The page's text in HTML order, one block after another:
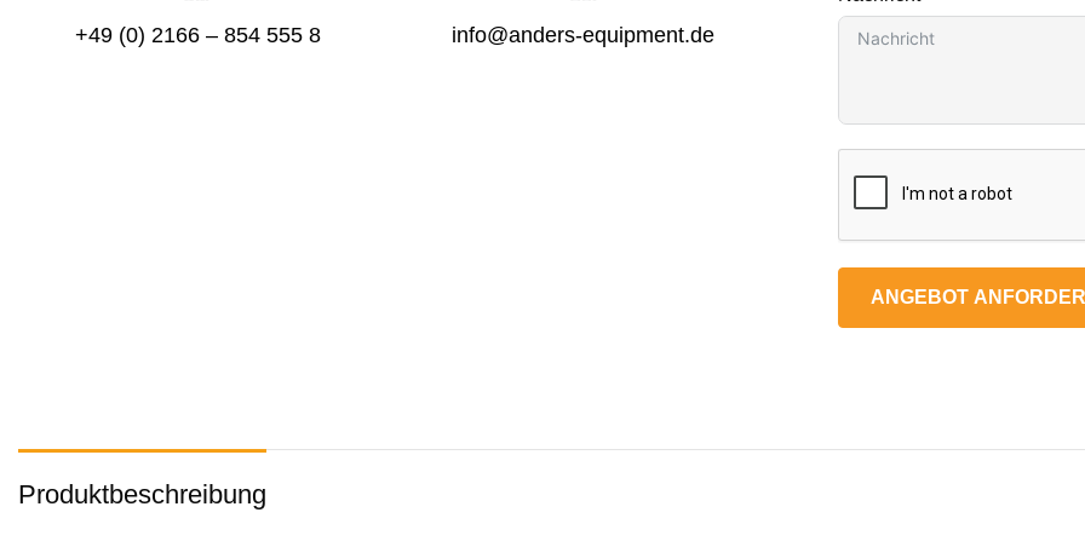
+49 (0) 2166 – 854 555 8 info@anders-equipment.de
ANGEBOT
Produktbeschreibung